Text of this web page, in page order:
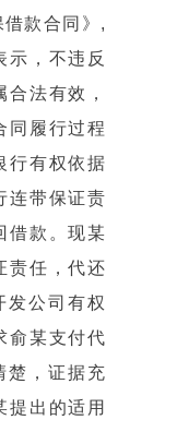
款合同》,
示，不违反
法有效，
同履行过程
行有权依据
连带保证责
借款。现某
责任，代还
发公司有权
俞某支付代
楚，证据充
提出的适用